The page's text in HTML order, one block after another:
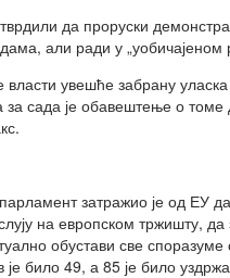
да проруски
али ради у „уобичајеном
власти увешће забрану
сада је обавештење о
затражио је од ЕУ
на европском тржишту,
обустави све
је било 49, а 85 је било